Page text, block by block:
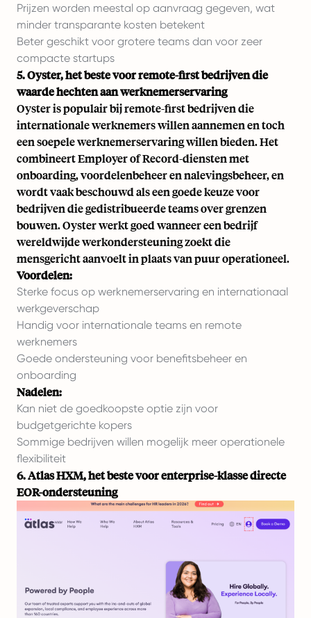
Prijzen worden meestal op aanvraag gegeven, wat
minder transparante kosten betekent
Beter geschikt voor grotere teams dan voor zeer
compacte startups
5. Oyster, het beste voor remote-first bedrijven die
waarde hechten aan werknemerservaring
Oyster is populair bij remote-first bedrijven die
internationale werknemers willen aannemen en toch
een soepele werknemerservaring willen bieden. Het
combineert Employer of Record-diensten met
onboarding, voordelenbeheer en nalevingsbeheer, en
wordt vaak beschouwd als een goede keuze voor
bedrijven die gedistribueerde teams over grenzen
bouwen. Oyster werkt goed wanneer een bedrijf
wereldwijde werkondersteuning zoekt die
mensgericht aanvoelt in plaats van puur operationeel.
Voordelen:
Sterke focus op werknemerservaring en internationaal
werkgeverschap
Handig voor internationale teams en remote
werknemers
Goede ondersteuning voor benefitsbeheer en
onboarding
Nadelen:
Kan niet de goedkoopste optie zijn voor
budgetgerichte kopers
Sommige bedrijven willen mogelijk meer operationele
flexibiliteit
6. Atlas HXM, het beste voor enterprise-klasse directe
EOR-ondersteuning